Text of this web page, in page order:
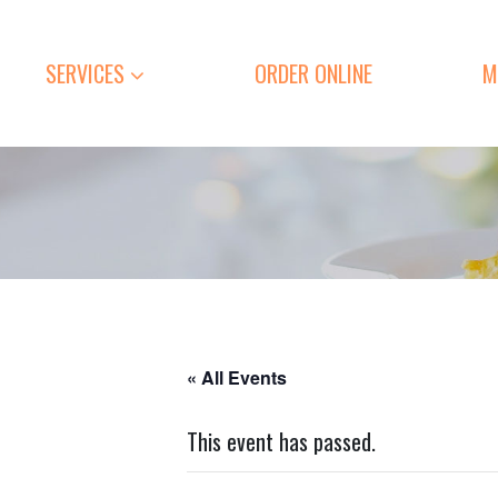
SERVICES ORDER ONLINE
« All Events
This event has passed.